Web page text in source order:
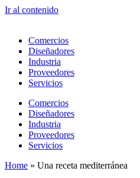
Ir al contenido
Comercios
Diseñadores
Industria
Proveedores
Servicios
Comercios
Diseñadores
Industria
Proveedores
Servicios
Home » Una receta mediterránea